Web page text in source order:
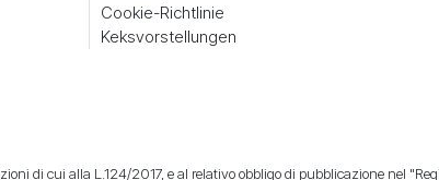
Cookie-Richtlinie
Keksvorstellungen
di cui alla L.124/2017, e al relativo obbligo di pubblicazione nel